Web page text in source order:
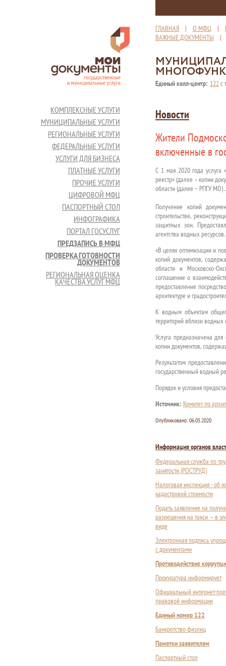
ГЛАВНАЯ | О МФЦ |
ВАЖНЫЕ ДОКУМЕНТЫ
Единый колл-центр: 122с
КОМПЛЕКСНЫЕ УСЛУГИ
МУНИЦИПАЛЬНЫЕ УСЛУГИ
РЕГИОНАЛЬНЫЕ УСЛУГИ
ФЕДЕРАЛЬНЫЕ УСЛУГИ
УСЛУГИ ДЛЯ БИЗНЕСА
ПЛАТНЫЕ УСЛУГИ
ПРОЧИЕ УСЛУГИ
ЦИФРОВОЙ МФЦ
ПАСПОРТНЫЙ СТОЛ
ИНФОГРАФИКА
ПОРТАЛ ГОСУСЛУГ
ПРЕДЗАПИСЬ В МФЦ
ПРОВЕРКА ГОТОВНОСТИ
ДОКУМЕНТОВ
РЕГИОНАЛЬНАЯ ОЦЕНКА
КАЧЕСТВА УСЛУГ МФЦ
Новости
Жители
включенные в
С 1 мая 2020 года услуга
реестр» (далее – копии
области (далее − РПГУ МО) .
Получение копий
строительстве,
защитных зон.
агентства водных ресурсов.
«В целях оптимизации и
копий документов,
области и Московско-
соглашение о
предоставление
архитектуре и
К водным объектам
территорий вблизи
Услуга предназначена
копии документов,
Результатом
государственный водный
Порядок и условия
Источник: Комитет по
Опубликовано: 06.05.2020
Информация органов
Федеральная служба по
занятости (РОСТРУД)
Налоговая инспекция - об
кадастровой стоимости
Подать заявление на
разрешения на такси — в
виде
Электронная подпись
с документами
Противодействие
Прокуратура информирует
Официальный интернет-
правовой информации
Единый номер 122
Банкротство физлиц
Памятки заявителям
Паспортный стол